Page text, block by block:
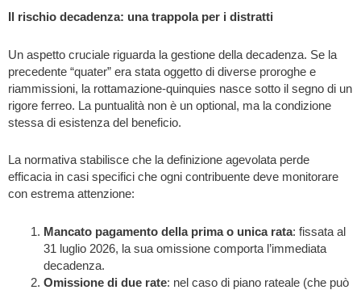
Il rischio decadenza: una trappola per i distratti
Un aspetto cruciale riguarda la gestione della decadenza. Se la
precedente “quater” era stata oggetto di diverse proroghe e
riammissioni, la rottamazione-quinquies nasce sotto il segno di un
rigore ferreo. La puntualità non è un optional, ma la condizione
stessa di esistenza del beneficio.
La normativa stabilisce che la definizione agevolata perde
efficacia in casi specifici che ogni contribuente deve monitorare
con estrema attenzione:
Mancato pagamento della prima o unica rata: fissata al
31 luglio 2026, la sua omissione comporta l’immediata
decadenza.
Omissione di due rate: nel caso di piano rateale (che può